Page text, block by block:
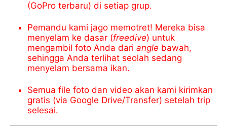
(GoPro terbaru) di setiap grup.
Pemandu kami jago memotret! Mereka bisa
menyelam ke dasar (freedive) untuk
mengambil foto Anda dariangle bawah,
sehingga Anda terlihat seolah sedang
menyelam bersama ikan.
Semua file foto dan video akan kami kirimkan
gratis (via Google Drive/Transfer) setelah trip
selesai.